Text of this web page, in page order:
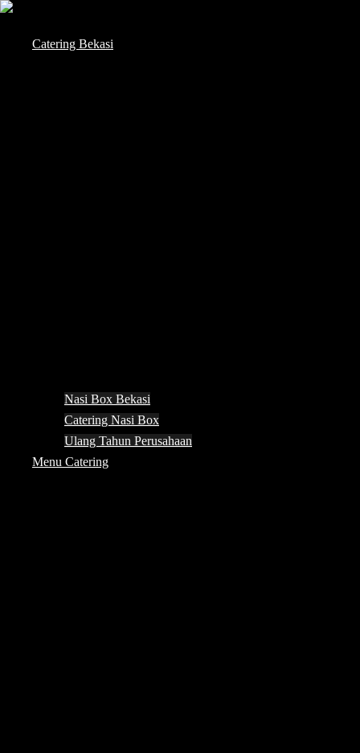
Skip
content
Catering Bekasi
Nasi Box Bekasi
Catering Nasi Box
Ulang Tahun Perusahaan
Menu Catering